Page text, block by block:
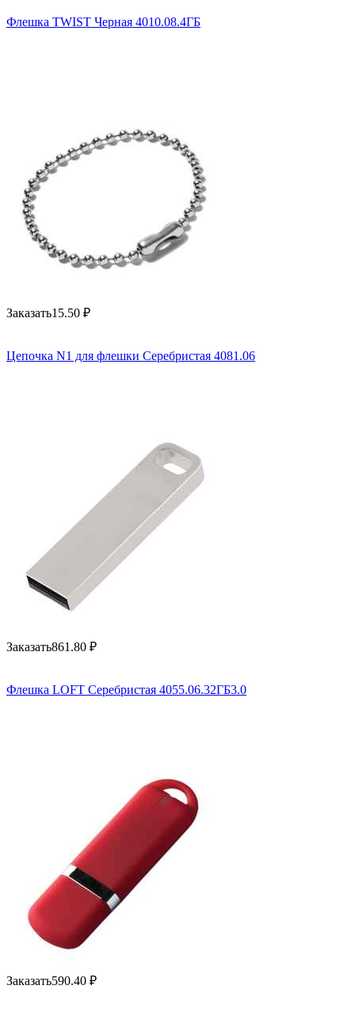
Флешка TWIST Черная 4010.08.4ГБ
Заказать15.50 ₽
Цепочка N1 для флешки Серебристая 4081.06
Заказать861.80 ₽
Флешка LOFT Серебристая 4055.06.32ГБ3.0
Заказать590.40 ₽